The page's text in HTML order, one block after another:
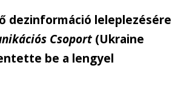
dezinformáció leleplezésére
Csoport (Ukraine
be a lengyel